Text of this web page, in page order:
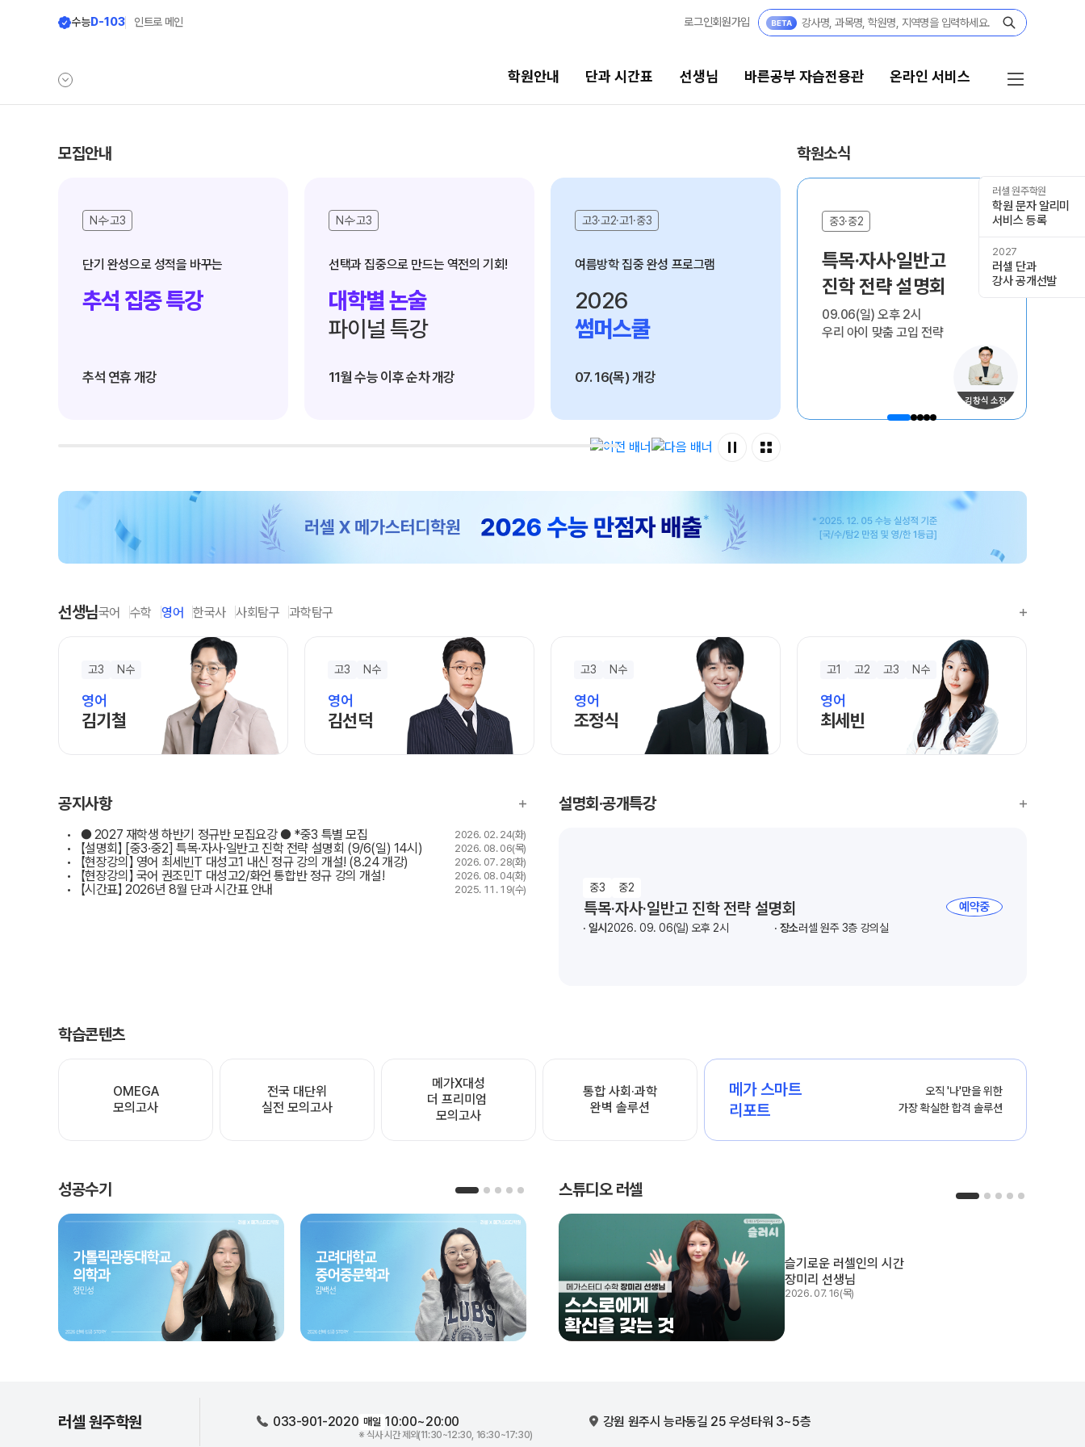
수능D-103 인트로 메인 로그인회원가입
학원안내 단과 시간표 선생님 바른공부 자습전용관 온라인 서비스
학원안내
공지사항
학원 소개
셔틀버스 안내
학원 상담
9월 정규·특강 단과
대학별 논술 파이널 특강 N
현장 단과 선생님
선생님 커리큘럼
선생님
바른공부 자습전용관
바른공부 자습전용관
2027 윈터스쿨
메가X대성 더 프리미엄 모의고사
ALPHA 모의고사
통합사회·과학 학평 대비
2026년 모의고사 일정
2026 수능 적중 문항
실시간 질문답변 앱 QUBE
2026 입시 결과
재원생 온라인 서비스
러셀 원주학원
학원 문자 알리미
서비스 등록
2027
러셀 단과
강사 공개선발
모집안내
N수·고3
추석 집중 특강
추석 연휴 개강
N수·고3
대학별 논술
파이널 특강
11월 수능 이후 순차 개강
고3·고2·고1·중3
여름방학 집중 완성 프로그램
2026
썸머스쿨
07. 16(목) 개강
학원소식
중3·중2
특목·자사·일반고
진학 전략 설명회
09.06(일) 오후 2시
우리 아이 맞춤 고입 전략
김창식 소장
선생님국어 수학 영어 한국사 사회탐구 과학탐구
고3 N수
영어
김기철
고3 N수
영어
김선덕
고3 N수
영어
조정식
고1 고2 고3 N수
영어
최세빈
공지사항
● 2027 재학생 하반기 정규반 모집요강 ● *중3 특별 모집 2026. 02. 24(화)
【설명회】 [중3·중2] 특목·자사·일반고 진학 전략 설명회 (9/6(일) 14시) 2026. 08. 06(목)
【현장강의】 영어 최세빈T 대성고1 내신 정규 강의 개설! (8.24 개강) 2026. 07. 28(화)
【현장강의】 국어 권조민T 대성고2/화언 통합반 정규 강의 개설! 2026. 08. 04(화)
【시간표】 2026년 8월 단과 시간표 안내 2025. 11. 19(수)
설명회·공개특강
중3 중2
특목·자사·일반고 진학 전략 설명회
일시2026. 09. 06(일) 오후 2시 장소러셀 원주 3층 강의실
예약중
학습콘텐츠
OMEGA
모의고사
전국 대단위
실전 모의고사
메가X대성
더 프리미엄
모의고사
통합 사회·과학
완벽 솔루션
메가 스마트
리포트
오직 '나'만을 위한
가장 확실한 합격 솔루션
성공수기 스튜디오 러셀
슬기로운 러셀인의 시간
장미리 선생님
2026. 07. 16(목)
러셀 원주학원 033-901-2020 매일 10:00~20:00
※ 식사 시간 제외(11:30~12:30, 16:30~17:30)
강원 원주시 능라동길 25 우성타워 3~5층